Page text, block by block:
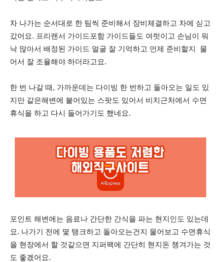
차 나가는 순서대로 한 팀씩 준비해서 장비체결하고 차에 싣고
갔어요. 프리랜서 가이드포함 가이드들도 여럿이고 손님이 워
낙 많아서 배정된 가이드 얼굴 잘 기억하고 언제 준비할지
물
어서 잘 조율해야 하더라고요.
한 번 나갈 때, 가까운데는 다이빙 한 번하고 돌아오는 일도 있
지만 같은해변에 붙어있는 스팟도 있어서 비치근처에서 수면
휴식을 하고 다시 들어가기도 했네요.
포인트 해변에는 음료나 간단한 간식을 파는 현지인도 있는데
요. 나가기 전에 몇 탱크하고 돌아오는건지 물어보고 수면휴식
을 현장에서 할 것같으면 지퍼팩에 간단히 현지돈 챙겨가는 것
도 좋겠어요.